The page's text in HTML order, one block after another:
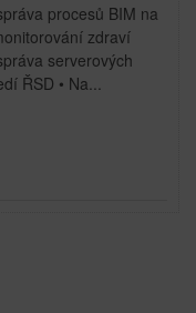
procesů BIM na
zdraví
serverových
ŘSD • Na...